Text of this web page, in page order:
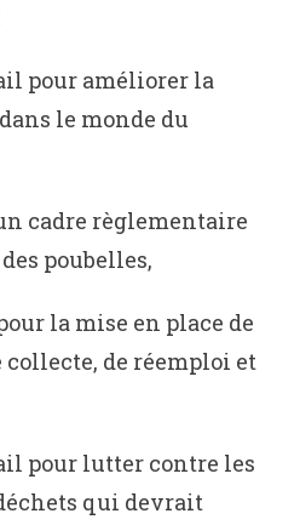
pour améliorer la
le monde du
cadre règlementaire
poubelles,
la mise en place de
de réemploi et
pour lutter contre les
qui devrait